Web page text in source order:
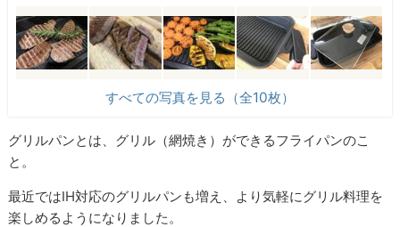
すべての写真を見る（全10枚）
グリルパンとは、グリル（網焼き）ができるフライパンのこ
と。
最近ではIH対応のグリルパンも増え、より気軽にグリル料理を
楽しめるようになりました。